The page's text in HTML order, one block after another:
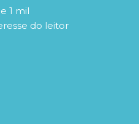
1 mil
do leitor